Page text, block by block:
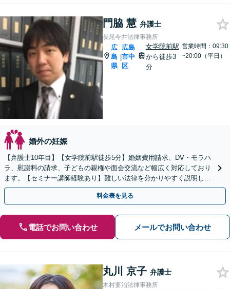
門脇 慧 弁護士
長尾今井法律事務所
広
島
県
|
広島
市中
区
女学院前駅
から徒歩3
分
営業時間：09:30
~20:00（平日）
婚外の妊娠
【弁護士10年目】【女学院前駅徒歩5分】婚姻費用請求、DV・モラハ
ラ、慰謝料の請求、子どもの親権や面会交流など幅広く対応しており
ます。【セミナー講師経験あり】難しい法律を分かりやすく説明しま
す【Zoom面談対応可能】
料金表を見る
電話でお問い合わせ メールでお問い合わせ
丸川 京子 弁護士
木村要治法律事務所